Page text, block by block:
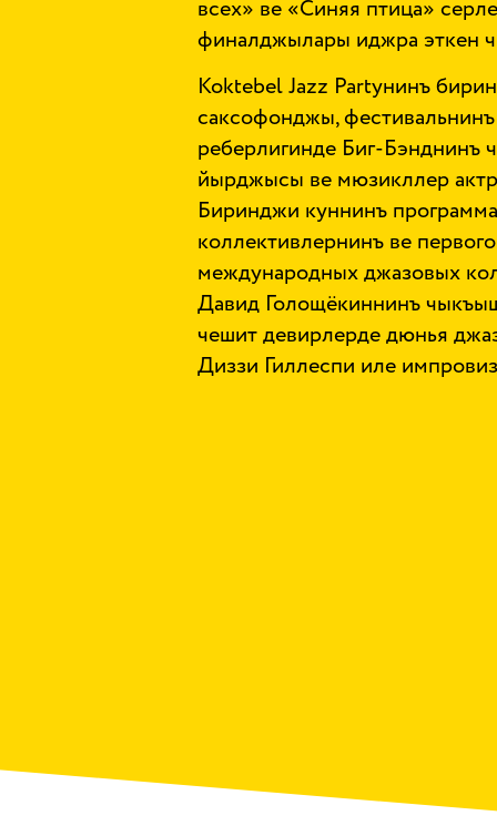
всех» ве «Синяя птица»
финалджылары иджра эткен
Koktebel Jazz Partyнинъ
саксофонджы,
реберлигинде Биг-Бэнднинъ
йырджысы ве мюзикллер
Биринджи куннинъ
коллективлернинъ ве
международных джазовых
Давид Голощёкиннинъ
чешит девирлерде дюнья
Диззи Гиллеспи иле